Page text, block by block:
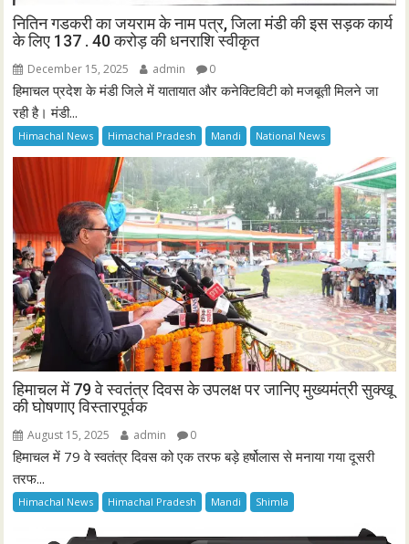
नितिन गडकरी का जयराम के नाम पत्र, जिला मंडी की इस सड़क कार्य
के लिए 137 . 40 करोड़ की धनराशि स्वीकृत
December 15, 2025 admin 0
हिमाचल प्रदेश के मंडी जिले में यातायात और कनेक्टिविटी को मजबूती मिलने जा
रही है। मंडी...
Himachal News Himachal Pradesh Mandi National News
हिमाचल में 79 वे स्वतंत्र दिवस के उपलक्ष पर जानिए मुख्यमंत्री सुक्खू
की घोषणाए विस्तारपूर्वक
August 15, 2025 admin 0
हिमाचल में 79 वे स्वतंत्र दिवस को एक तरफ बड़े हर्षोलास से मनाया गया दूसरी
तरफ...
Himachal News Himachal Pradesh Mandi Shimla